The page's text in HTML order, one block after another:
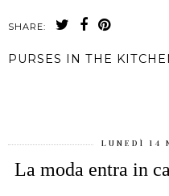
SHARE:
PURSES IN THE
LUNEDÌ 14
La moda entra in